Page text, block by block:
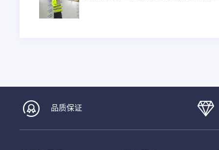
品质保证